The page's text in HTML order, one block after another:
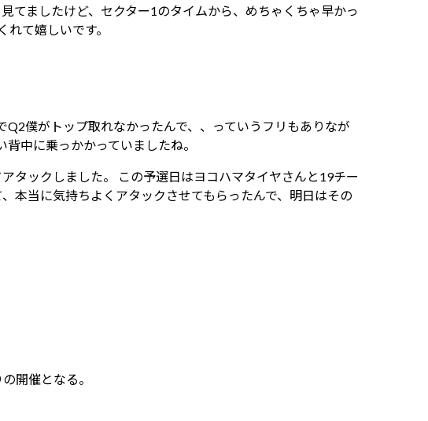
てましたけど、セクター1のタイムから、めちゃくちゃ早かっ
て嬉しいです。
僕がトップ取れなかったんで、、っていうフリもありなが
中に乗っかかっていましたね。
タックしました。 この予選日はヨコハマタイヤさんと19チー
本当に気持ちよくアタックさせてもらったんで、明日はその
開催となる。